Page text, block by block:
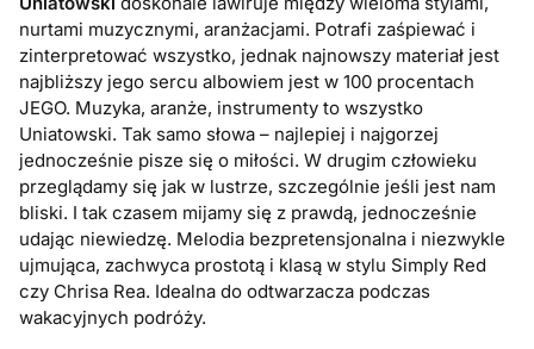
nurtami muzycznymi, aranżacjami. Potrafi zaśpiewać i
zinterpretować wszystko, jednak najnowszy materiał jest
najbliższy jego sercu albowiem jest w 100 procentach
JEGO. Muzyka, aranże, instrumenty to wszystko
Uniatowski. Tak samo słowa – najlepiej i najgorzej
jednocześnie pisze się o miłości. W drugim człowieku
przeglądamy się jak w lustrze, szczególnie jeśli jest nam
bliski. I tak czasem mijamy się z prawdą, jednocześnie
udając niewiedzę. Melodia bezpretensjonalna i niezwykle
ujmująca, zachwyca prostotą i klasą w stylu Simply Red
czy Chrisa Rea. Idealna do odtwarzacza podczas
wakacyjnych podróży.